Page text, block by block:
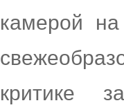
камерой
критике